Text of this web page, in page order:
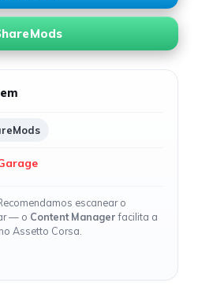
escanear o
— o Content Managerfacilita a
Assetto Corsa.